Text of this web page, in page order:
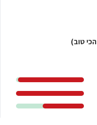
הכי טוב)